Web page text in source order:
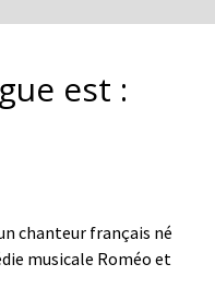
est :
chanteur français né
musicale Roméo et